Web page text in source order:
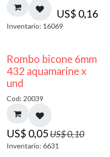
US$ 0,16
Inventario: 16069
50% DESCUENTO
Rombo bicone 6mm
432 aquamarine x
und
Cod: 20039
US$ 0,05US$0,10
Inventario: 6631